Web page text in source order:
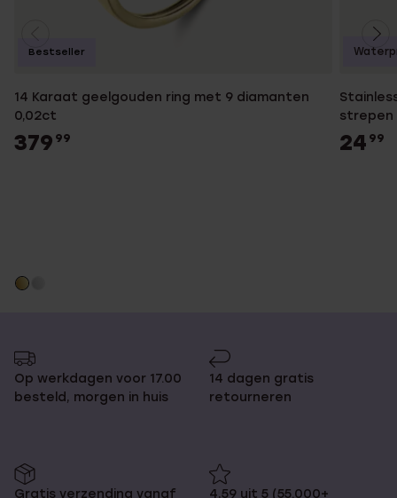
14 Karaat geelgouden ring met 9 diamanten
0,02ct
379 99
Bestseller
strepen
24 99
Op werkdagen voor 17.00
besteld, morgen in huis
14 dagen gratis
retourneren
Gratis verzending vanaf
4,59 uit 5 (55.000+